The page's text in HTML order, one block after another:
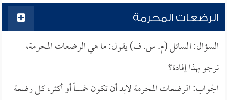
الرضعات المحرمة
السؤال: السائل (م. س. ف) يقول: ما هي الرضعات المحرمة،
نرجو بهذا إفادة؟
الجواب: الرضعات المحرمة لابد أن تكون خمساً أو أكثر، كل رضعة